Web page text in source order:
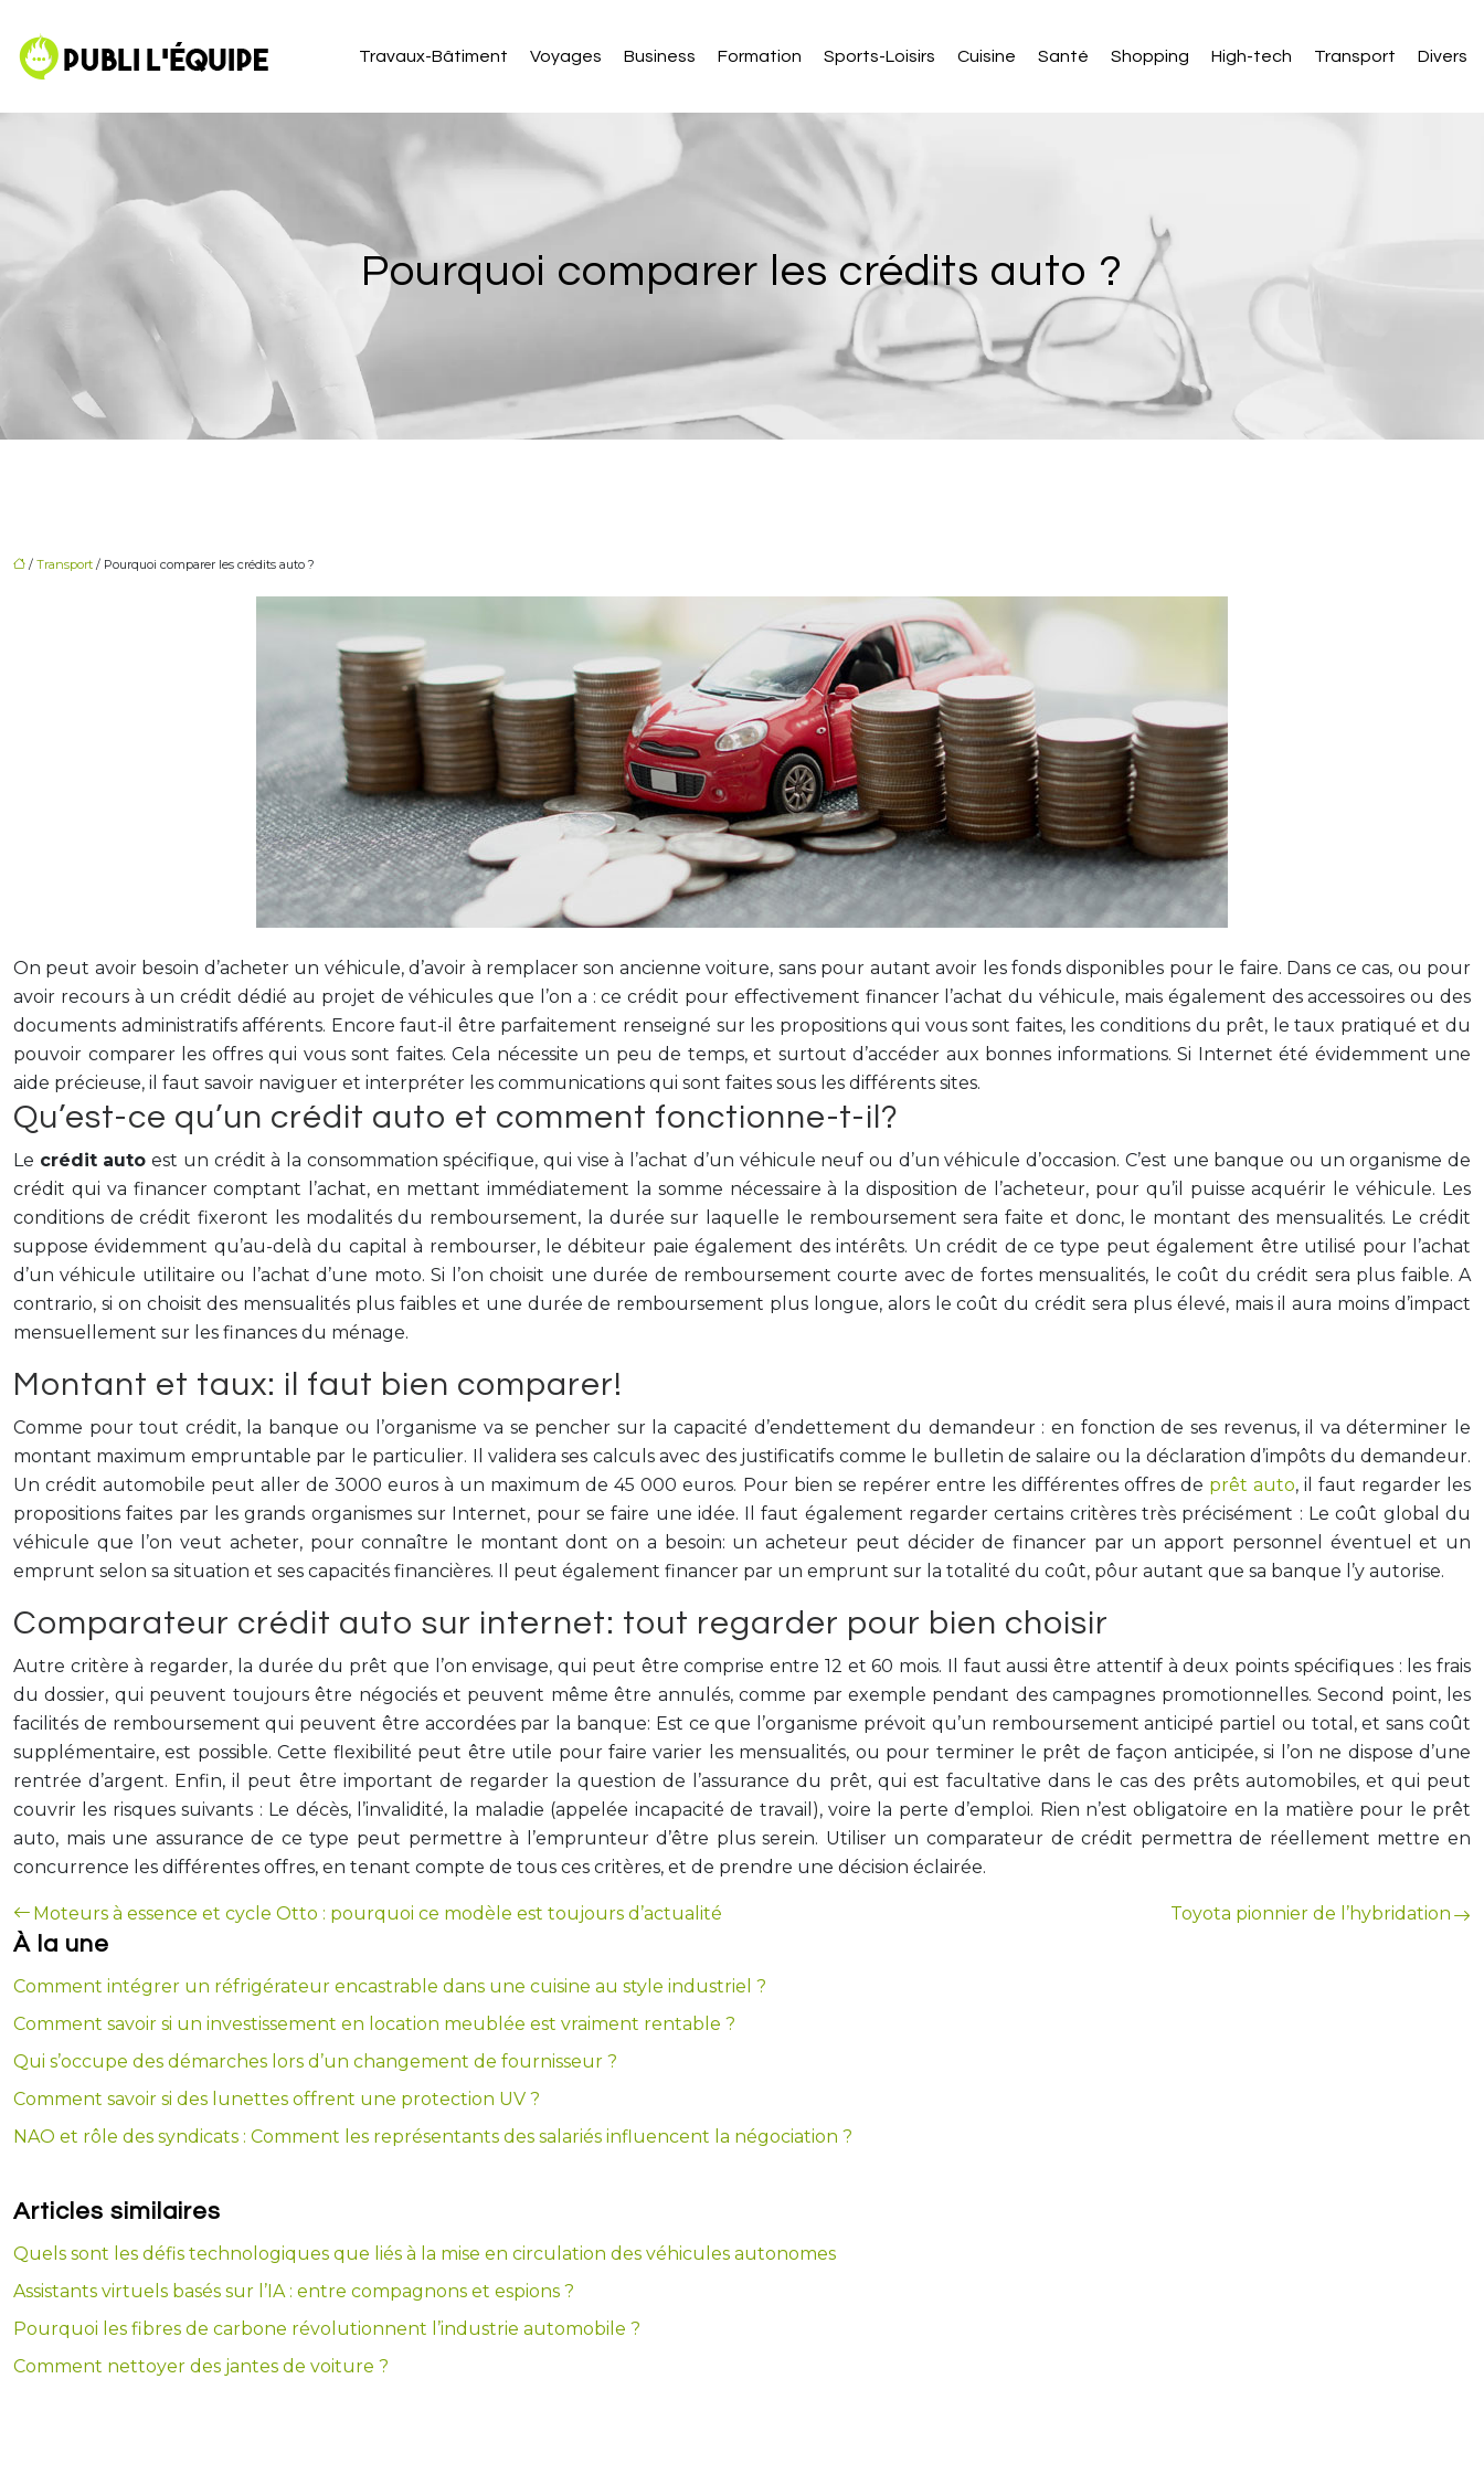
Travaux-Bâtiment Voyages Business Formation Sports-Loisirs Cuisine Santé Shopping High-tech Transport Divers
Pourquoi comparer les crédits auto ?
/ Transport / Pourquoi comparer les crédits auto ?
On peut avoir besoin d’acheter un véhicule, d’avoir à remplacer son ancienne voiture, sans pour autant avoir les fonds disponibles pour le faire. Dans ce cas, ou pour
avoir recours à un crédit dédié au projet de véhicules que l’on a : ce crédit pour effectivement financer l’achat du véhicule, mais également des accessoires ou des
documents administratifs afférents. Encore faut-il être parfaitement renseigné sur les propositions qui vous sont faites, les conditions du prêt, le taux pratiqué et du
pouvoir comparer les offres qui vous sont faites. Cela nécessite un peu de temps, et surtout d’accéder aux bonnes informations. Si Internet été évidemment une
aide précieuse, il faut savoir naviguer et interpréter les communications qui sont faites sous les différents sites.
Qu’est-ce qu’un crédit auto et comment fonctionne-t-il?
Le crédit auto est un crédit à la consommation spécifique, qui vise à l’achat d’un véhicule neuf ou d’un véhicule d’occasion. C’est une banque ou un organisme de
crédit qui va financer comptant l’achat, en mettant immédiatement la somme nécessaire à la disposition de l’acheteur, pour qu’il puisse acquérir le véhicule. Les
conditions de crédit fixeront les modalités du remboursement, la durée sur laquelle le remboursement sera faite et donc, le montant des mensualités. Le crédit
suppose évidemment qu’au-delà du capital à rembourser, le débiteur paie également des intérêts. Un crédit de ce type peut également être utilisé pour l’achat
d’un véhicule utilitaire ou l’achat d’une moto. Si l’on choisit une durée de remboursement courte avec de fortes mensualités, le coût du crédit sera plus faible. A
contrario, si on choisit des mensualités plus faibles et une durée de remboursement plus longue, alors le coût du crédit sera plus élevé, mais il aura moins d’impact
mensuellement sur les finances du ménage.
Montant et taux: il faut bien comparer!
Comme pour tout crédit, la banque ou l’organisme va se pencher sur la capacité d’endettement du demandeur : en fonction de ses revenus, il va déterminer le
montant maximum empruntable par le particulier. Il validera ses calculs avec des justificatifs comme le bulletin de salaire ou la déclaration d’impôts du demandeur.
Un crédit automobile peut aller de 3000 euros à un maximum de 45 000 euros. Pour bien se repérer entre les différentes offres de prêt auto, il faut regarder les
propositions faites par les grands organismes sur Internet, pour se faire une idée. Il faut également regarder certains critères très précisément : Le coût global du
véhicule que l’on veut acheter, pour connaître le montant dont on a besoin: un acheteur peut décider de financer par un apport personnel éventuel et un
emprunt selon sa situation et ses capacités financières. Il peut également financer par un emprunt sur la totalité du coût, pôur autant que sa banque l’y autorise.
Comparateur crédit auto sur internet: tout regarder pour bien choisir
Autre critère à regarder, la durée du prêt que l’on envisage, qui peut être comprise entre 12 et 60 mois. Il faut aussi être attentif à deux points spécifiques : les frais
du dossier, qui peuvent toujours être négociés et peuvent même être annulés, comme par exemple pendant des campagnes promotionnelles. Second point, les
facilités de remboursement qui peuvent être accordées par la banque: Est ce que l’organisme prévoit qu’un remboursement anticipé partiel ou total, et sans coût
supplémentaire, est possible. Cette flexibilité peut être utile pour faire varier les mensualités, ou pour terminer le prêt de façon anticipée, si l’on ne dispose d’une
rentrée d’argent. Enfin, il peut être important de regarder la question de l’assurance du prêt, qui est facultative dans le cas des prêts automobiles, et qui peut
couvrir les risques suivants : Le décès, l’invalidité, la maladie (appelée incapacité de travail), voire la perte d’emploi. Rien n’est obligatoire en la matière pour le prêt
auto, mais une assurance de ce type peut permettre à l’emprunteur d’être plus serein. Utiliser un comparateur de crédit permettra de réellement mettre en
concurrence les différentes offres, en tenant compte de tous ces critères, et de prendre une décision éclairée.
Moteurs à essence et cycle Otto : pourquoi ce modèle est toujours d’actualité Toyota pionnier de l’hybridation
À la une
Comment intégrer un réfrigérateur encastrable dans une cuisine au style industriel ?
Comment savoir si un investissement en location meublée est vraiment rentable ?
Qui s’occupe des démarches lors d’un changement de fournisseur ?
Comment savoir si des lunettes offrent une protection UV ?
NAO et rôle des syndicats : Comment les représentants des salariés influencent la négociation ?
Articles similaires
Quels sont les défis technologiques que liés à la mise en circulation des véhicules autonomes
Assistants virtuels basés sur l’IA : entre compagnons et espions ?
Pourquoi les fibres de carbone révolutionnent l’industrie automobile ?
Comment nettoyer des jantes de voiture ?